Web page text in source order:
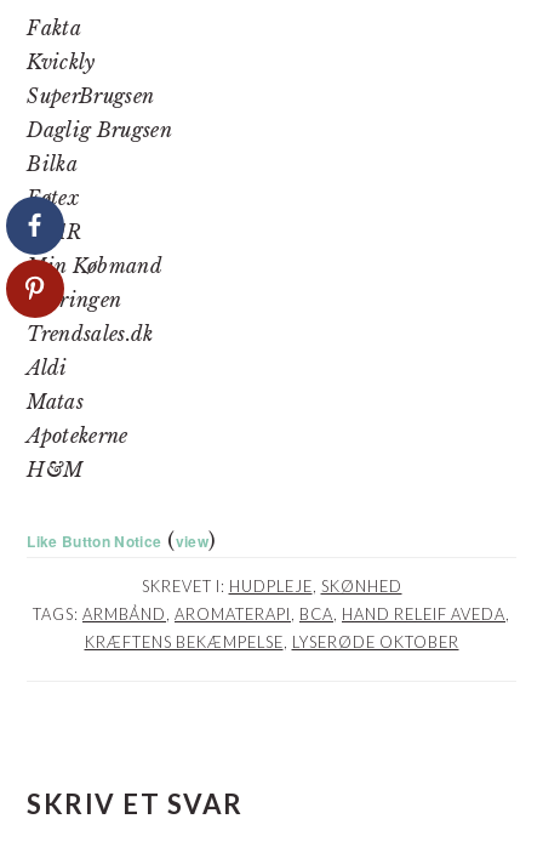
Fakta
Kvickly
SuperBrugsen
Daglig Brugsen
Bilka
Føtex
SPAR
Min Købmand
Skoringen
Trendsales.dk
Aldi
Matas
Apotekerne
H&M
Like Button Notice (view)
SKREVET I: HUDPLEJE SKØNHED
TAGS: ARMBÅND AROMATERAPI BCA HAND RELEIF AVEDA
KRÆFTENS BEKÆMPELSE LYSERØDE OKTOBER
SKRIV ET SVAR